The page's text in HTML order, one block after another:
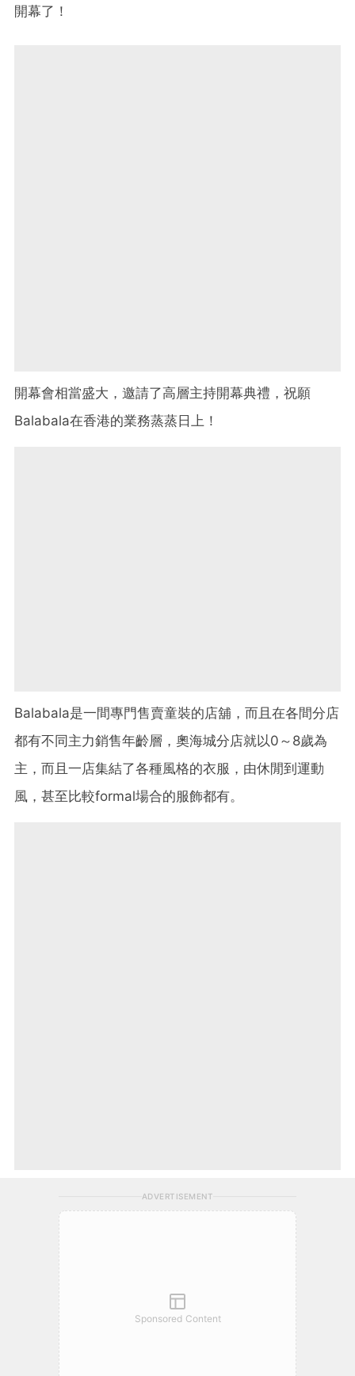
開幕了！
開幕會相當盛大，邀請了高層主持開幕典禮，祝願
Balabala在香港的業務蒸蒸日上！
Balabala是一間專門售賣童裝的店舖，而且在各間分店
都有不同主力銷售年齡層，奧海城分店就以0～8歲為
主，而且一店集結了各種風格的衣服，由休閒到運動
風，甚至比較formal場合的服飾都有。
ADVERTISEMENT
Sponsored Content